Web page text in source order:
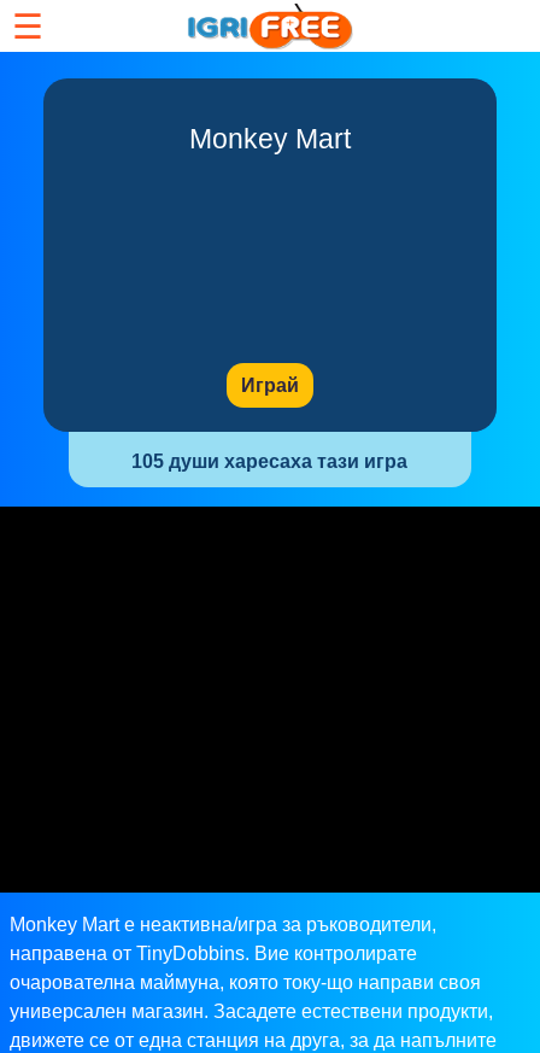
☰
Monkey Mart
Играй
105 души харесаха тази игра
Monkey Mart е неактивна/игра за ръководители,
направена от TinyDobbins. Вие контролирате
очарователна маймуна, която току-що направи своя
универсален магазин. Засадете естествени продукти,
движете се от една станция на друга, за да напълните